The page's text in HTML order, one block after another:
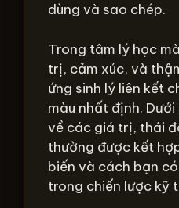
dùng và sao chép.
Trong tâm lý học
trị, cảm xúc, và
ứng sinh lý liên kết
màu nhất định.
về các giá trị, thái
thường được kết
biến và cách bạn
trong chiến lược kỹ